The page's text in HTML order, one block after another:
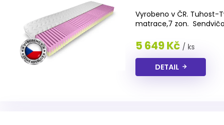
hodnocení
produktu
je
4,1
z
5
hvězdiček.
Vyrobeno v ČR. Tuhost-
matrace,7 zon.
5 649 Kč / ks
DETAIL